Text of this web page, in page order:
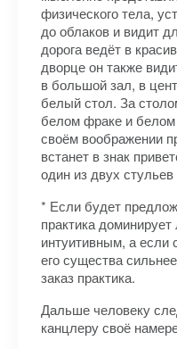
физического тела,
до облаков и видит
дорога ведёт в
дворце он также
в большой зал, в
белый стол. За
белом фраке и белом
своём воображении
встанет в знак
один из двух
* Если будет
практика
интуитивным, а если
его существа
заказ практика.
Дальше человеку
канцлеру своё